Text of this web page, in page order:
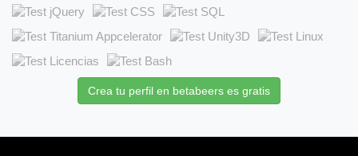
Crea tu perfil en betabeers es gratis